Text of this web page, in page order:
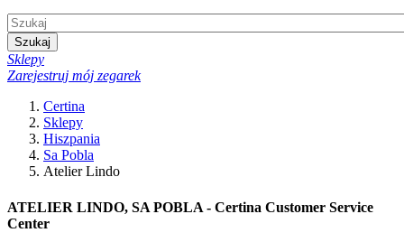
Szukaj
Sklepy
Zarejestruj mój zegarek
Certina
Sklepy
Hiszpania
Sa Pobla
Atelier Lindo
ATELIER LINDO, SA POBLA - Certina Customer Service
Center